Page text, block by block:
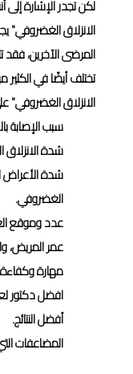
لكن تجدر الإشارة إلى
الانزلاق الغضروفي"
المرضى الآخرين، فقد
تختلف أيضًا في الكثير
الانزلاق الغضروفي"
سبب الإصابة
شدة الانزلاق
شدة الأعراض
الغضروفي.
عدد وموقع
عمر المريض،
مهارة وكفاءة
افضل دكتور
أفضل النتائج.
المضاعفات